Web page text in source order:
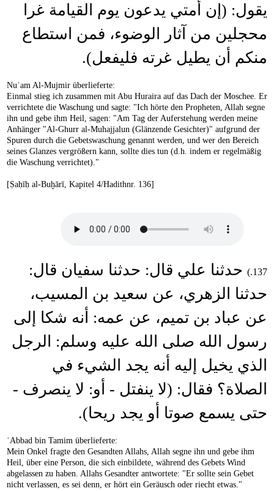
يقول: (إن أمتي يدعون يوم القيامة غرا
محجلين من آثار الوضوء، فمن استطاع
منكم أن يطيل غرته فليفعل).
Nuʿam Al-Mujmir überlieferte:
Einmal stieg ich zusammen mit Abu Huraira auf das Dach der Moschee. Er
verrichtete die Waschung und sagte: "Ich hörte den Propheten, Allah segne
ihn und gebe ihm Heil, sagen: "Am Tag der Auferstehung werden meine
Anhänger "Al-Ghurr al-Muhajjalun (Glänzende Gesichter)" aufgrund der
Spuren durch die Gebetswaschung genannt werden, und wer den Bereich
seines Glanzes vergrößern kann, sollte dies tun (d.h. indem er regelmäßig
die Waschung verrichtet)."
[Ṣaḥīḥ al-Buḫārī, Kapitel 4/Hadithnr. 136]
137.)
حدثنا علي قال: حدثنا سفيان قال:
حدثنا الزهري، عن سعيد بن المسيب،
عن عباد بن تميم، عن عمه: أنه شكا إلى
رسول الله صلى الله عليه وسلم: الرجل
الذي يخيل إليه أنه يجد الشيء في
الصلاة؟ فقال: (لا ينفتل - أو: لا ينصرف -
حتى يسمع صوتا أو يجد ريحا).
ʿAbbad bin Tamim überlieferte:
Mein Onkel fragte den Gesandten Allahs, Allah segne ihn und gebe ihm
Heil, über eine Person, die sich einbildete, während des Gebets Wind
abgelassen zu haben. Allahs Gesandter antwortete: "Er sollte sein Gebet
nicht verlassen, es sei denn, er hört ein Geräusch oder riecht etwas."